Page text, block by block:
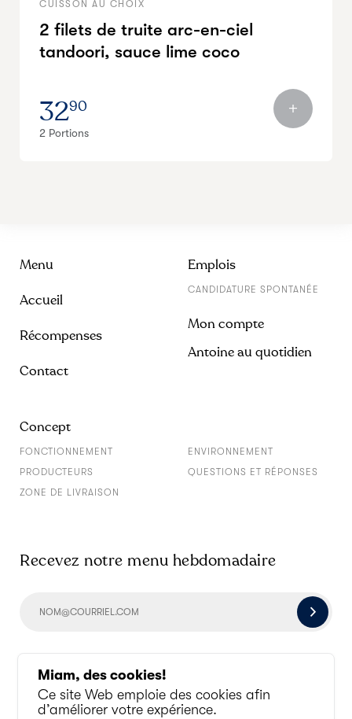
Miam, des cookies!
Ce site Web emploie des cookies afin
d’améliorer votre expérience.
CUISSON AU CHOIX
2 filets de truite arc-en-ciel
tandoori, sauce lime coco
3290
2 Portions
Menu
Accueil
Récompenses
Contact
Emplois
CANDIDATURE SPONTANÉE
Mon compte
Antoine au quotidien
Concept
FONCTIONNEMENT
ENVIRONNEMENT
PRODUCTEURS
QUESTIONS ET RÉPONSES
ZONE DE LIVRAISON
Socialisons un peu
Recevez notre menu hebdomadaire